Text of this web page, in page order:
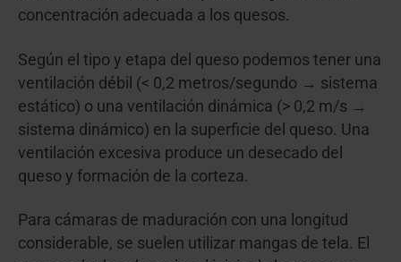
concentración adecuada a los quesos.
Según el tipo y etapa del queso podemos tener una
ventilación débil (< 0,2 metros/segundo → sistema
estático) o una ventilación dinámica (> 0,2 m/s →
sistema dinámico) en la superficie del queso. Una
ventilación excesiva produce un desecado del
queso y formación de la corteza.
Para cámaras de maduración con una longitud
considerable, se suelen utilizar mangas de tela. El